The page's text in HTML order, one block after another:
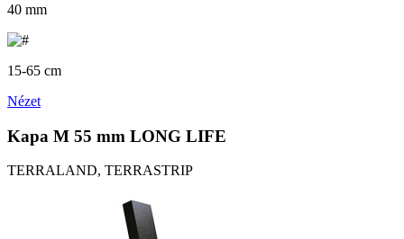
40 mm
15-65 cm
Nézet
Kapa M 55 mm LONG LIFE
TERRALAND, TERRASTRIP